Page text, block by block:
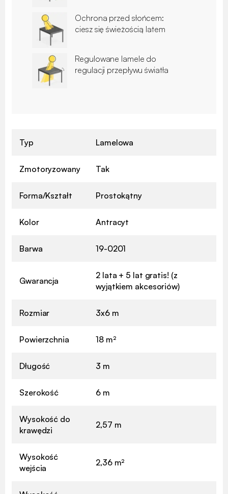
Ochrona przed słońcem:
ciesz się świeżością latem
Regulowane lamele do
regulacji przepływu światła
Typ Lamelowa
Zmotoryzowany Tak
Forma/Kształt Prostokątny
Kolor Antracyt
Barwa 19-0201
Gwarancja
2 lata + 5 lat gratis! (z
wyjątkiem akcesoriów)
Rozmiar 3x6 m
Powierzchnia 18 m²
Długość 3 m
Szerokość 6 m
Wysokość do
krawędzi
2,57 m
Wysokość
wejścia
2,36 m²